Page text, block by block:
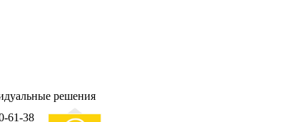
решения
61-38